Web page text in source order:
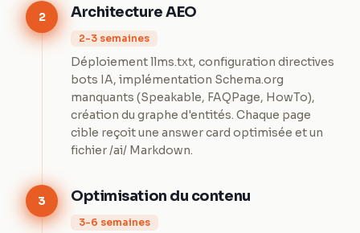
2 Architecture AEO
2-3 semaines
Déploiement llms.txt, configuration directives
bots IA, implémentation Schema.org
manquants (Speakable, FAQPage, HowTo),
création du graphe d'entités. Chaque page
cible reçoit une answer card optimisée et un
fichier /ai/ Markdown.
3 Optimisation du contenu
3-6 semaines